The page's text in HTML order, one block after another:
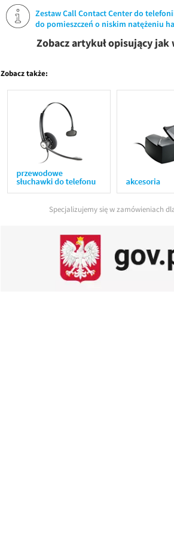
Zestaw Call Contact Center do
do pomieszczeń o niskim natężeniu
Zobacz artykuł opisujący jak
Zobacz także:
Specjalizujemy się w zamówieniach